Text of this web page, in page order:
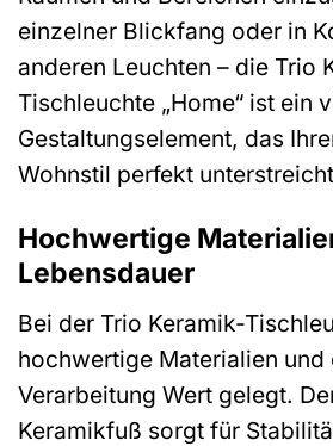
einzelner Blickfang oder in
anderen Leuchten – die Trio
Tischleuchte „Home“ ist ein
Gestaltungselement, das
Wohnstil perfekt
Hochwertige
Lebensdauer
Bei der Trio Keramik-
hochwertige Materialien
Verarbeitung Wert gelegt.
Keramikfuß sorgt für